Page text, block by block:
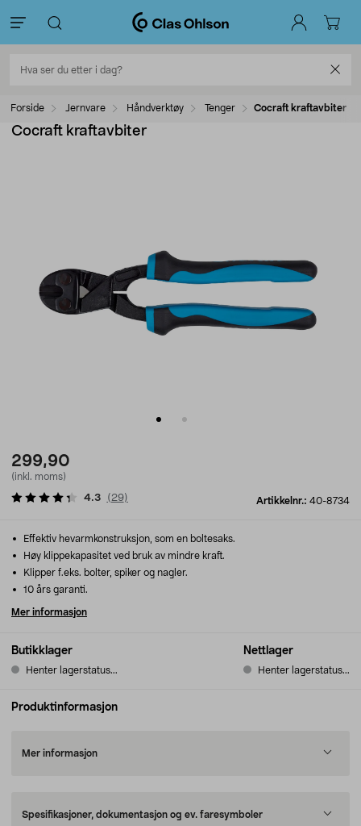
Forside Jernvare Håndverktøy Tenger Cocraft kraftavbiter
Cocraft kraftavbiter
299,90
(inkl. moms)
Artikkelnr.: 40-8734
4.3 ( 29)
Butikklager
Henter lagerstatus...
Nettlager
Henter lagerstatus...
Effektiv hevarmkonstruksjon, som en boltesaks.
Høy klippekapasitet ved bruk av mindre kraft.
Klipper f.eks. bolter, spiker og nagler.
10 års garanti.
Mer informasjon
Produktinformasjon
Mer informasjon
Spesifikasjoner, dokumentasjon og ev. faresymboler